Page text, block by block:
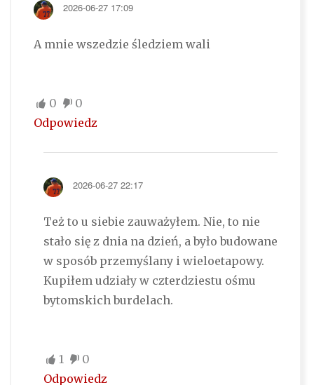
2026-06-27 17:09
A mnie wszedzie śledziem wali
0
0
Odpowiedz
2026-06-27 22:17
Też to u siebie zauważyłem. Nie, to nie
stało się z dnia na dzień, a było budowane
w sposób przemyślany i wieloetapowy.
Kupiłem udziały w czterdziestu ośmu
bytomskich burdelach.
1
0
Odpowiedz